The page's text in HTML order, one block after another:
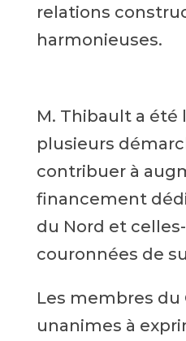
relations
harmonieuses.
M. Thibault a été
plusieurs
contribuer à
financement
du Nord et
couronnées de
Les membres du
unanimes à